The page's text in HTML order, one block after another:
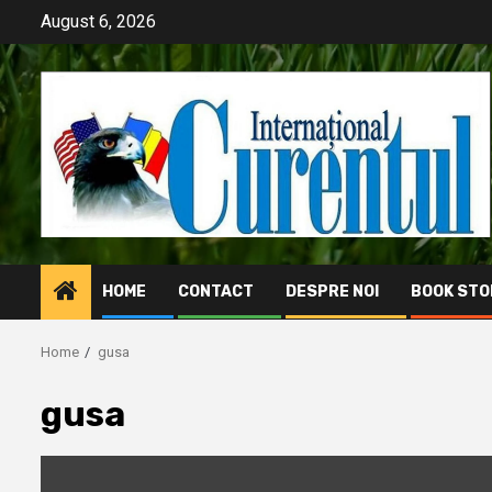
content
August 6, 2026
HOME CONTACT DESPRE NOI BOOK
Home gusa
gusa